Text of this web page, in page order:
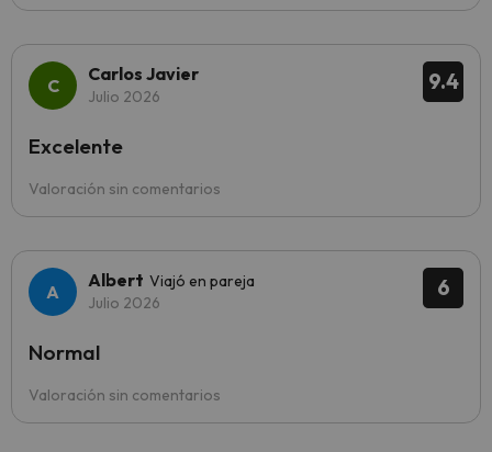
9.4
Carlos Javier
Julio 2026
Valoración sin comentarios
Excelente
6
Albert Viajó en pareja
Julio 2026
Valoración sin comentarios
Normal